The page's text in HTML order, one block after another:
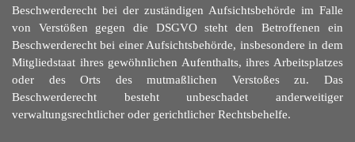
Beschwerderecht bei der zuständigen Aufsichtsbehörde im Falle
von Verstößen gegen die DSGVO steht den Betroffenen ein
Beschwerderecht bei einer Aufsichtsbehörde, insbesondere in dem
Mitgliedstaat ihres gewöhnlichen Aufenthalts, ihres Arbeitsplatzes
oder des Orts des mutmaßlichen Verstoßes zu. Das
Beschwerderecht besteht unbeschadet anderweitiger
verwaltungsrechtlicher oder gerichtlicher Rechtsbehelfe.